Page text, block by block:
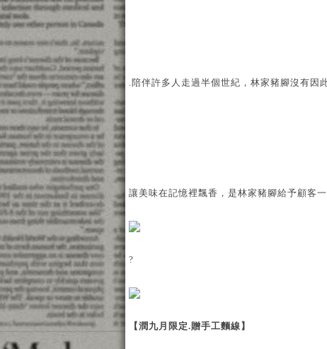
.陪伴許多人走過半個世紀，林家豬腳沒有因
讓美味在記憶裡飄香，是林家豬腳給予顧客
?
【潤九月限定.贈手工麵線】